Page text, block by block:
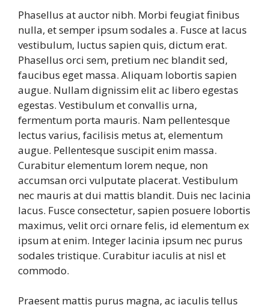
Phasellus at auctor nibh. Morbi feugiat finibus
nulla, et semper ipsum sodales a. Fusce at lacus
vestibulum, luctus sapien quis, dictum erat.
Phasellus orci sem, pretium nec blandit sed,
faucibus eget massa. Aliquam lobortis sapien
augue. Nullam dignissim elit ac libero egestas
egestas. Vestibulum et convallis urna,
fermentum porta mauris. Nam pellentesque
lectus varius, facilisis metus at, elementum
augue. Pellentesque suscipit enim massa.
Curabitur elementum lorem neque, non
accumsan orci vulputate placerat. Vestibulum
nec mauris at dui mattis blandit. Duis nec lacinia
lacus. Fusce consectetur, sapien posuere lobortis
maximus, velit orci ornare felis, id elementum ex
ipsum at enim. Integer lacinia ipsum nec purus
sodales tristique. Curabitur iaculis at nisl et
commodo.
Praesent mattis purus magna, ac iaculis tellus